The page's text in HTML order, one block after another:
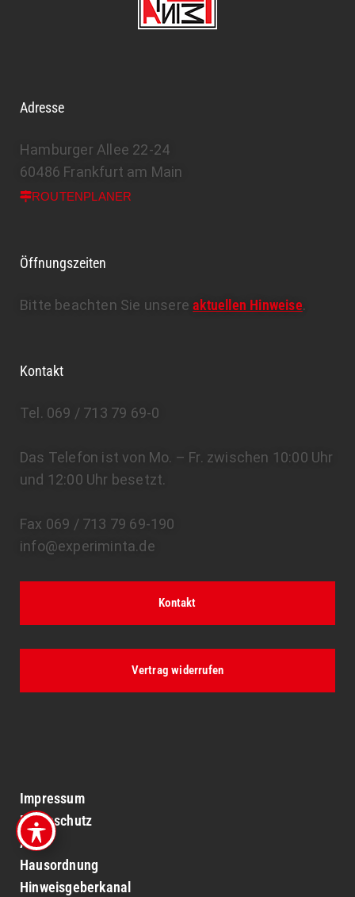
Adresse
Hamburger Allee 22-24
60486 Frankfurt am Main
ROUTENPLANER
Öffnungszeiten
Bitte beachten Sie unsereaktuellen Hinweise.
Kontakt
Tel. 069 / 713 79 69-0
Das Telefon ist von Mo. – Fr. zwischen 10:00 Uhr
und 12:00 Uhr besetzt.
Fax 069 / 713 79 69-190
info@experiminta.de
Kontakt
Vertrag widerrufen
Impressum
Datenschutz
AGB
Hausordnung
Hinweisgeberkanal